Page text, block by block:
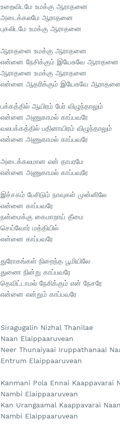
உறைவிடமே உமக்கு ஆராதனை
அடைக்கலமே ஆராதனை
புகலிடமே உமக்கு ஆராதனை
ஆராதனை உமக்கு ஆராதனை
என்னை நேசிக்கும் இயேசுவே ஆராதனை
ஆராதனை உமக்கு ஆராதனை
என்னை ஆதரிக்கும் இயேசுவே
பக்கத்தில் ஆயிரம் பேர் விழுந்தாலும்
என்னை அணுகாமல் காப்பவரே
வலபக்கத்தில் பதினாயிரம் விழுந்தாலும்
என்னை அணுகாமல் காப்பவரே
அடைக்கலமான என் தாபரமே
என்னை அணுகாமல் காப்பவரே
இச்சகம் பேசிடும் நாவுகள் முன்னிலே
என்னை காப்பவரே
நன்மைக்கு கைமாறாய் தீமை
செய்வோர் மத்தியில்
என்னை காப்பவரே
துரோகங்கள் நிறைந்த பூமியிலே
துணை நின்று காப்பவரே
தெவிட்டாமல் நேசிக்கும் என் நேசரே
என்னை என்றும் காப்பவரே
Siragugalin Nizhal Thanilae
Naan Elaippaaruvean
Neer Thunaiyaai Iruppathanaai
Entrum Elaippaaruvean
Kanmani Pola Ennai Kaappavarai
Nambi Elaippaaruvean
Kan Urangaamal Kaappavarai Naan
Nambi Elaippaaruvean